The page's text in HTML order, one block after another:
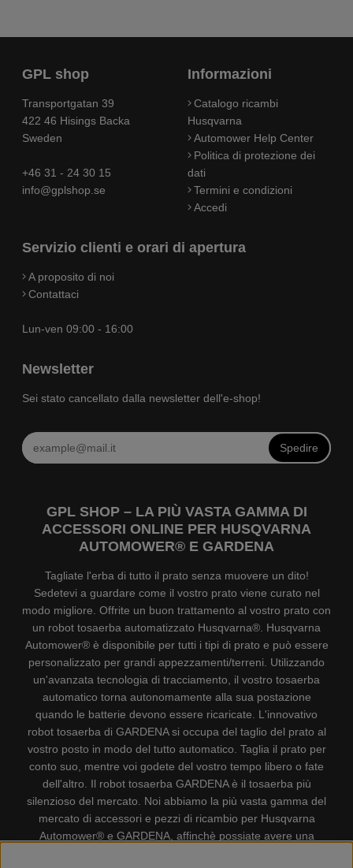
GPL shop
Transportgatan 39
422 46 Hisings Backa
Sweden
+46 31 - 24 30 15
info@gplshop.se
Informazioni
Catalogo ricambi
Husqvarna
Automower Help Center
Politica di protezione dei
dati
Termini e condizioni
Accedi
Servizio clienti e orari di apertura
A proposito di noi
Contattaci
Lun-ven 09:00 - 16:00
Newsletter
Sei stato cancellato dalla newsletter dell'e-shop!
Spedire
GPL SHOP – LA PIÙ VASTA GAMMA DI
ACCESSORI ONLINE PER HUSQVARNA
AUTOMOWER® E GARDENA
Tagliate l'erba di tutto il prato senza muovere un dito!
Sedetevi a guardare come il vostro prato viene curato nel
modo migliore. Offrite un buon trattamento al vostro prato con
un robot tosaerba automatizzato Husqvarna®. Husqvarna
Automower® è disponibile per tutti i tipi di prato e può essere
personalizzato per grandi appezzamenti/terreni. Utilizzando
un'avanzata tecnologia di tracciamento, il vostro tosaerba
automatico torna autonomamente alla sua postazione
quando le batterie devono essere ricaricate. L'innovativo
robot tosaerba di GARDENA si occupa del taglio del prato al
vostro posto in modo del tutto automatico. Taglia il prato per
conto suo, mentre voi godete del vostro tempo libero o fate
dell'altro. Il robot tosaerba GARDENA è il tosaerba più
silenzioso del mercato. Noi abbiamo la più vasta gamma del
mercato di accessori e pezzi di ricambio per Husqvarna
Automower® e GARDENA, affinchè possiate avere una